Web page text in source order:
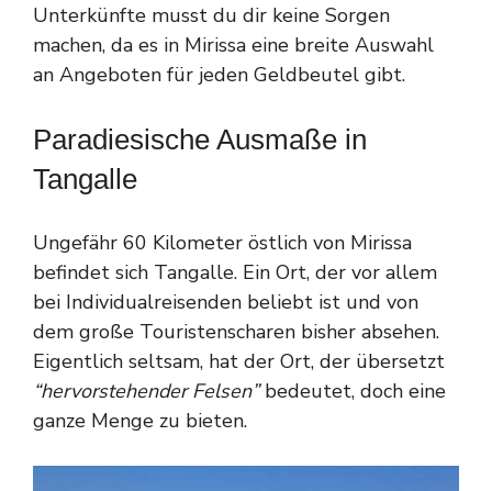
Unterkünfte musst du dir keine Sorgen
machen, da es in Mirissa eine breite Auswahl
an Angeboten für jeden Geldbeutel gibt.
Paradiesische Ausmaße in
Tangalle
Ungefähr 60 Kilometer östlich von Mirissa
befindet sich Tangalle. Ein Ort, der vor allem
bei Individualreisenden beliebt ist und von
dem große Touristenscharen bisher absehen.
Eigentlich seltsam, hat der Ort, der übersetzt
“hervorstehender Felsen”bedeutet, doch eine
ganze Menge zu bieten.